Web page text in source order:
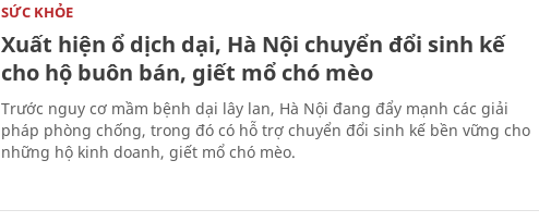
SỨC KHỎE
Xuất hiện ổ dịch dại, Hà Nội chuyển đổi sinh kế
cho hộ buôn bán, giết mổ chó mèo
Trước nguy cơ mầm bệnh dại lây lan, Hà Nội đang đẩy mạnh các giải
pháp phòng chống, trong đó có hỗ trợ chuyển đổi sinh kế bền vững cho
những hộ kinh doanh, giết mổ chó mèo.